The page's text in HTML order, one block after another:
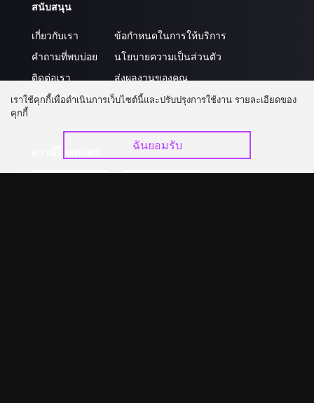
สนับสนุน
เกี่ยวกับเรา
คำถามที่พบบ่อย
ติดต่อเรา
อัปเกรด วีไอพี
ข้อกำหนดในการให้บริการ
นโยบายความเป็นส่วนตัว
ส่งผลงานของคุณ
ร่วมงานกับเรา
เราใช้คุกกี้เพื่อดำเนินการเว็บไซต์นี้และปรับปรุงการใช้งาน รายละเอียดของ
คุกกี้
ฉันยอมรับ